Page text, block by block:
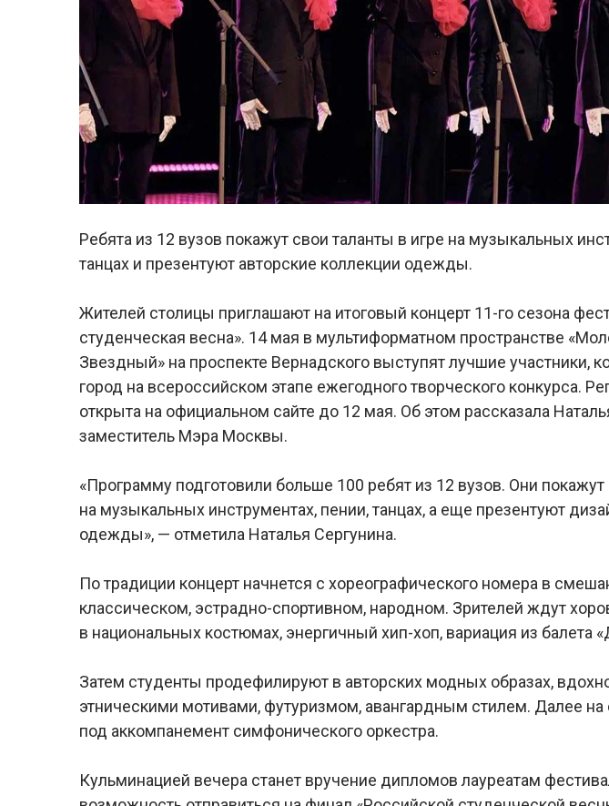
Ребята из 12 вузов покажут свои таланты в игре на музыкальных
танцах и презентуют авторские коллекции одежды.
Жителей столицы приглашают на итоговый концерт 11-го сезона
студенческая весна». 14 мая в мультиформатном пространстве
Звездный» на проспекте Вернадского выступят лучшие участники,
город на всероссийском этапе ежегодного творческого конкурса.
открыта на официальном сайте до 12 мая. Об этом рассказала
заместитель Мэра Москвы.
«Программу подготовили больше 100 ребят из 12 вузов. Они покажут
на музыкальных инструментах, пении, танцах, а еще презентуют
одежды», — отметила Наталья Сергунина.
По традиции концерт начнется с хореографического номера в
классическом, эстрадно-спортивном, народном. Зрителей ждут
в национальных костюмах, энергичный хип-хоп, вариация из балета
Затем студенты продефилируют в авторских модных образах,
этническими мотивами, футуризмом, авангардным стилем. Далее на
под аккомпанемент симфонического оркестра.
Кульминацией вечера станет вручение дипломов лауреатам